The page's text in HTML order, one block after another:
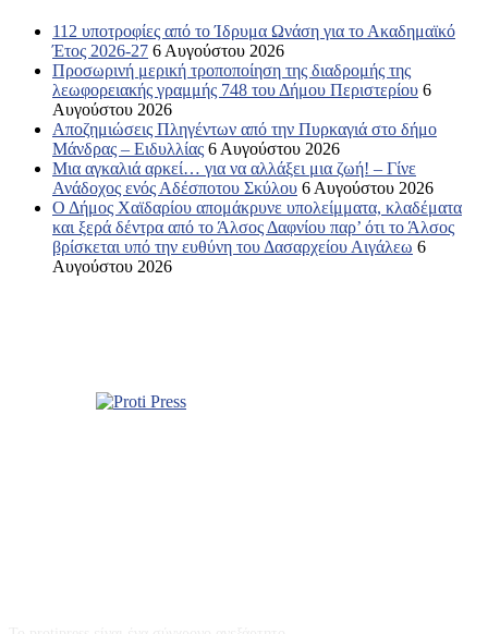
112 υποτροφίες από το Ίδρυμα Ωνάση για το Ακαδημαϊκό
Έτος 2026-27 6 Αυγούστου 2026
Προσωρινή μερική τροποποίηση της διαδρομής της
λεωφορειακής γραμμής 748 του Δήμου Περιστερίου 6
Αυγούστου 2026
Αποζημιώσεις Πληγέντων από την Πυρκαγιά στο δήμο
Μάνδρας – Ειδυλλίας 6 Αυγούστου 2026
Μια αγκαλιά αρκεί… για να αλλάξει μια ζωή! – Γίνε
Ανάδοχος ενός Αδέσποτου Σκύλου 6 Αυγούστου 2026
Ο Δήμος Χαϊδαρίου απομάκρυνε υπολείμματα, κλαδέματα
και ξερά δέντρα από το Άλσος Δαφνίου παρ’ ότι το Άλσος
βρίσκεται υπό την ευθύνη του Δασαρχείου Αιγάλεω 6
Αυγούστου 2026